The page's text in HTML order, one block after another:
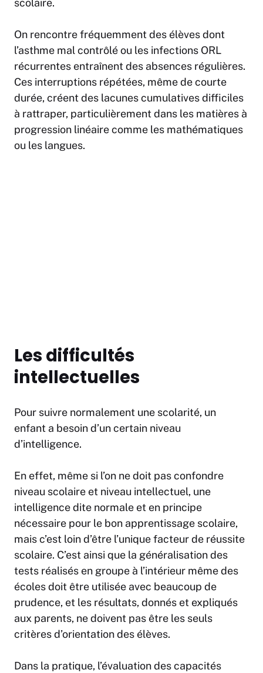
scolaire.
On rencontre fréquemment des élèves dont
l’asthme mal contrôlé ou les infections ORL
récurrentes entraînent des absences régulières.
Ces interruptions répétées, même de courte
durée, créent des lacunes cumulatives difficiles
à rattraper, particulièrement dans les matières à
progression linéaire comme les mathématiques
ou les langues.
Les difficultés
intellectuelles
Pour suivre normalement une scolarité, un
enfant a besoin d’un certain niveau
d’intelligence.
En effet, même si l’on ne doit pas confondre
niveau scolaire et niveau intellectuel, une
intelligence dite normale et en principe
nécessaire pour le bon apprentissage scolaire,
mais c’est loin d’être l’unique facteur de réussite
scolaire. C’est ainsi que la généralisation des
tests réalisés en groupe à l’intérieur même des
écoles doit être utilisée avec beaucoup de
prudence, et les résultats, donnés et expliqués
aux parents, ne doivent pas être les seuls
critères d’orientation des élèves.
Dans la pratique, l’évaluation des capacités